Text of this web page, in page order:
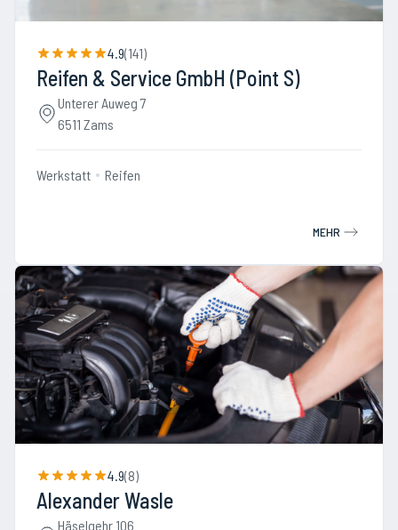
4.9(141)
Reifen & Service GmbH (Point S)
Unterer Auweg 7
6511 Zams
Werkstatt Reifen
MEHR
4.9(8)
Alexander Wasle
Häselgehr 106